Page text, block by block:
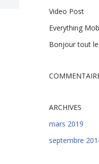
Video Post
Everything
Bonjour tout
ARCHIVES
mars 2019
septembre